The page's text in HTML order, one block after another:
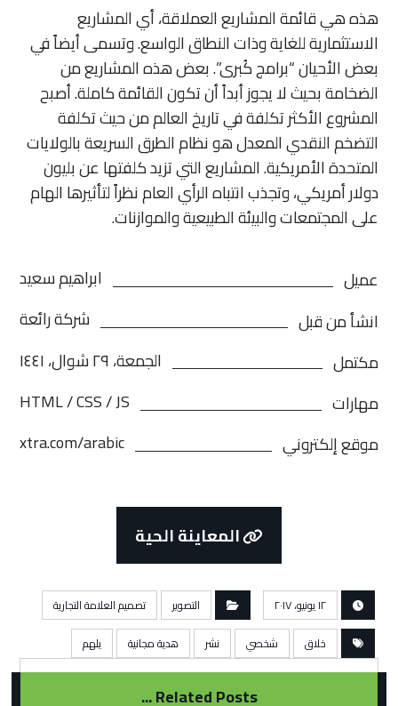
هذه هي قائمة المشاريع العملاقة، أي المشاريع
الاستثمارية للغاية وذات النطاق الواسع. وتسمى أيضاً في
بعض الأحيان “برامج كُبرى”. بعض هذه المشاريع من
الضخامة بحيث لا يجوز أبداً أن تكون القائمة كاملة. أصبح
المشروع الأكثر تكلفة في تاريخ العالم من حيث تكلفة
التضخم النقدي المعدل هو نظام الطرق السريعة بالولايات
المتحدة الأمريكية. المشاريع التي تزيد كلفتها عن بليون
دولار أمريكي، وتجذب انتباه الرأي العام نظراً لتأثيرها الهام
على المجتمعات والبيئة الطبيعية والموازنات.
عميل
ابراهيم سعيد
انشأ من قبل
شركة رائعة
مكتمل
الجمعة، ٢٩ شوال، ١٤٤١
مهارات
HTML / CSS / JS
موقع إلكتروني
xtra.com/arabic
المعاينة الحية
١٢ يونيو، ٢٠١٧ التصوير
تصميم العلامة التجارية
خلاق
شخصي نشر هدية مجانية يلهم
Related Posts ...